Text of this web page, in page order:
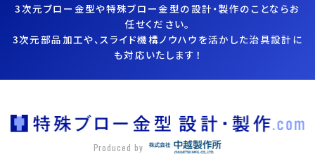
3次元ブロー金型や特殊ブロー金型の設計・製作のことならお
任せください。
3次元部品加工や、スライド機構ノウハウを活かした治具設計に
も対応いたします！
Produced by